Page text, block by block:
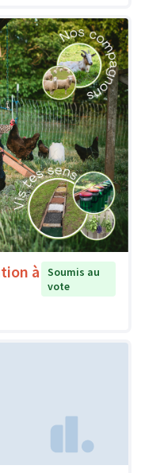
à
Soumis au
vote